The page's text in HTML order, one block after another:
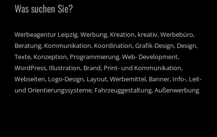
Was suchen Sie?
Werbeagentur Leipzig, Werbung, Kreation, kreativ, Werbebüro,
Beratung, Kommunikation, Koordination, Grafik-Design, Design,
Texte, Konzeption, Programmierung, Web- Development,
WordPress, Illustration, Brand, Print- und Kommunikation,
Webseiten, Logo-Design, Layout, Werbemittel, Banner, Info-, Leit-
und Orientierungssysteme, Fahrzeuggestaltung, Außenwerbung